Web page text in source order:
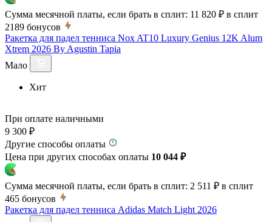
Сумма месячной платы, если брать в сплит: 11 820 ₽ в сплит
2189 бонусов
Ракетка для падел тенниса Nox AT10 Luxury Genius 12K Alum
Xtrem 2026 By Agustin Tapia
Мало
Хит
При оплате наличными
9 300 ₽
Другие способы оплаты
Цена при других способах оплаты 10 044 ₽
Сумма месячной платы, если брать в сплит: 2 511 ₽ в сплит
465 бонусов
Ракетка для падел тенниса Adidas Match Light 2026